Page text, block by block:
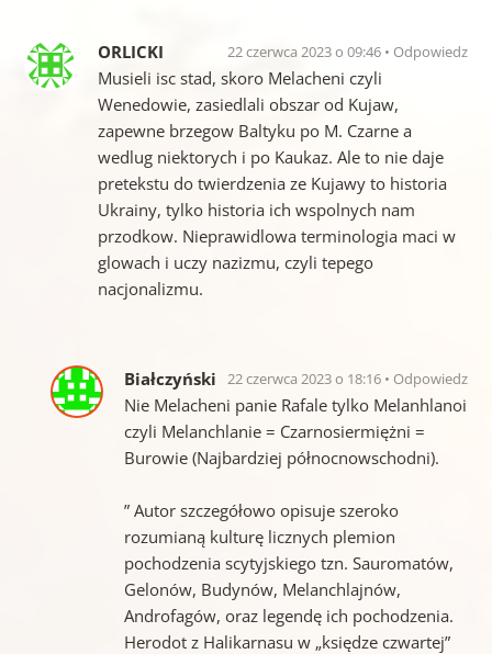
ORLICKI 22 czerwca 2023 o 09:46 Odpowiedz
Musieli isc stad, skoro Melacheni czyli
Wenedowie, zasiedlali obszar od Kujaw,
zapewne brzegow Baltyku po M. Czarne a
wedlug niektorych i po Kaukaz. Ale to nie daje
pretekstu do twierdzenia ze Kujawy to historia
Ukrainy, tylko historia ich wspolnych nam
przodkow. Nieprawidlowa terminologia maci w
glowach i uczy nazizmu, czyli tepego
nacjonalizmu.
Białczyński 22 czerwca 2023 o 18:16 Odpowiedz
Nie Melacheni panie Rafale tylko Melanhlanoi
czyli Melanchlanie = Czarnosiermiężni =
Burowie (Najbardziej północnowschodni).
” Autor szczegółowo opisuje szeroko
rozumianą kulturę licznych plemion
pochodzenia scytyjskiego tzn. Sauromatów,
Gelonów, Budynów, Melanchlajnów,
Androfagów, oraz legendę ich pochodzenia.
Herodot z Halikarnasu w „księdze czwartej”